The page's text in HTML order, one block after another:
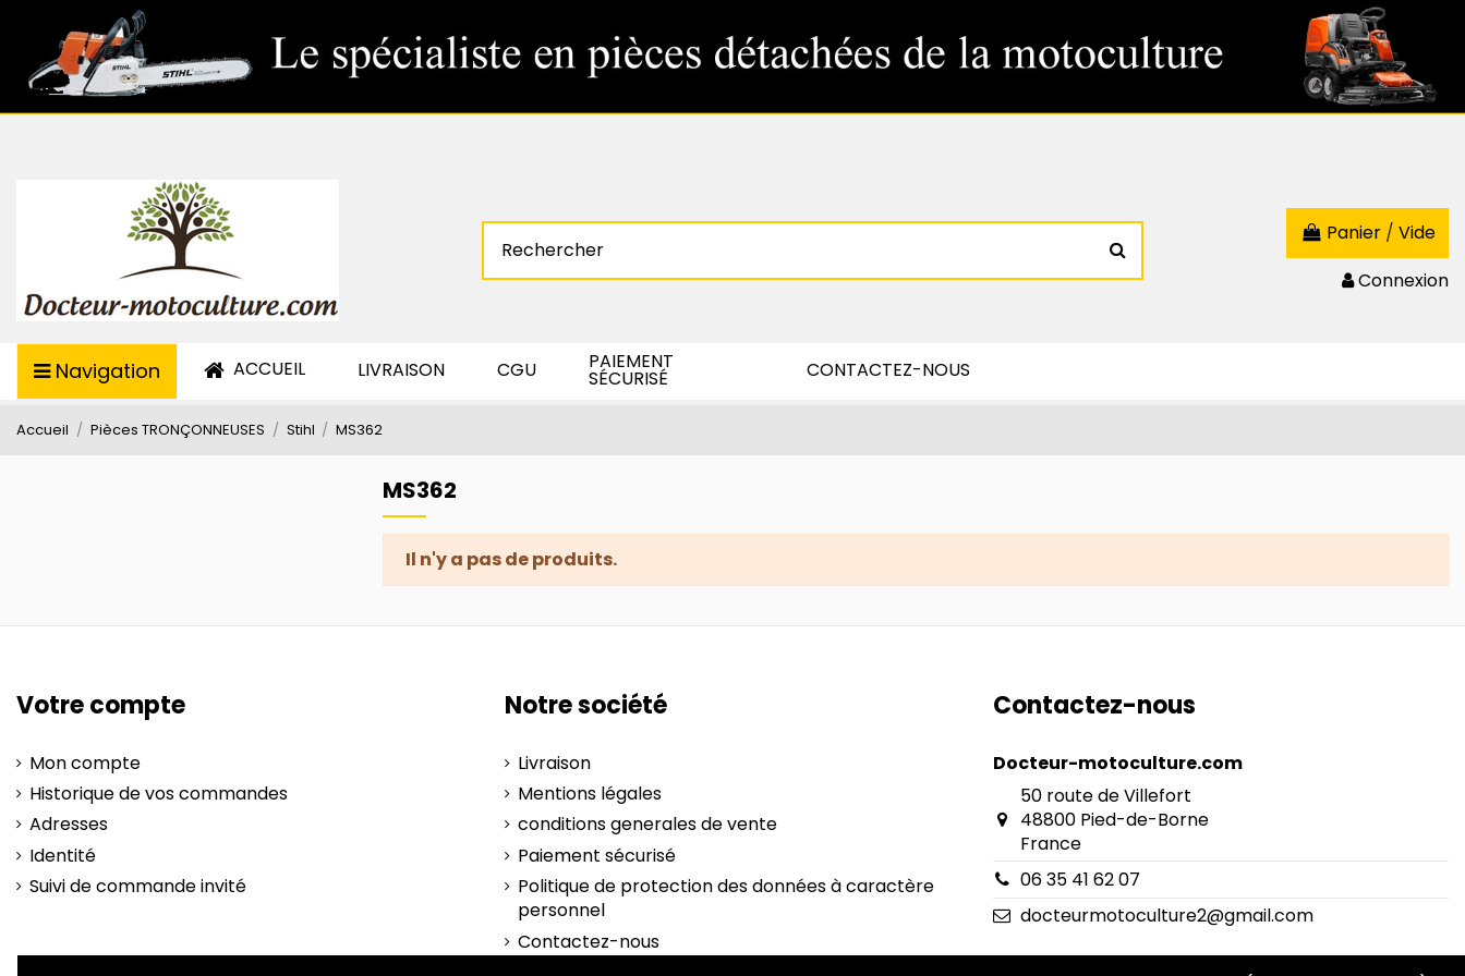
Panier / Vide
Connexion
Navigation ACCUEIL LIVRAISON CGU PAIEMENT
SÉCURISÉ CONTACTEZ-NOUS
Accueil Pièces TRONÇONNEUSES Stihl MS362
MS362
Il n'y a pas de produits.
Votre compte
Mon compte
Historique de vos commandes
Adresses
Identité
Suivi de commande invité
Notre société
Livraison
Mentions légales
conditions generales de vente
Paiement sécurisé
Politique de protection des données à caractère
personnel
Contactez-nous
Contactez-nous
Docteur-motoculture.com
50 route de Villefort
48800 Pied-de-Borne
France
06 35 41 62 07
docteurmotoculture2@gmail.com